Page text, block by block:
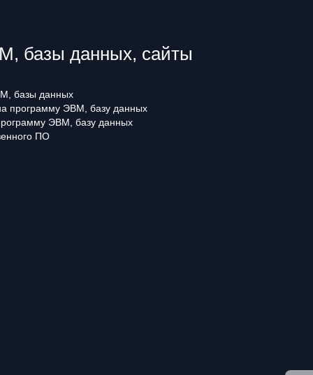
базы данных, сайты
базы данных
программу ЭВМ, базу данных
ЭВМ, базу данных
ПО